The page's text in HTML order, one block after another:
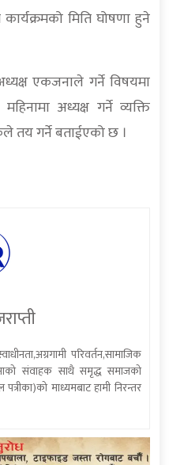
मिति घोषणा हुने
एकजनाले गर्ने विषयमा
अध्यक्ष गर्ने व्यक्ति
तय गर्ने बताईएको छ ।
परिवर्तन,सामाजिक
संवाहक साथै समृद्ध समाजको
माध्यमबाट हामी निरन्तर